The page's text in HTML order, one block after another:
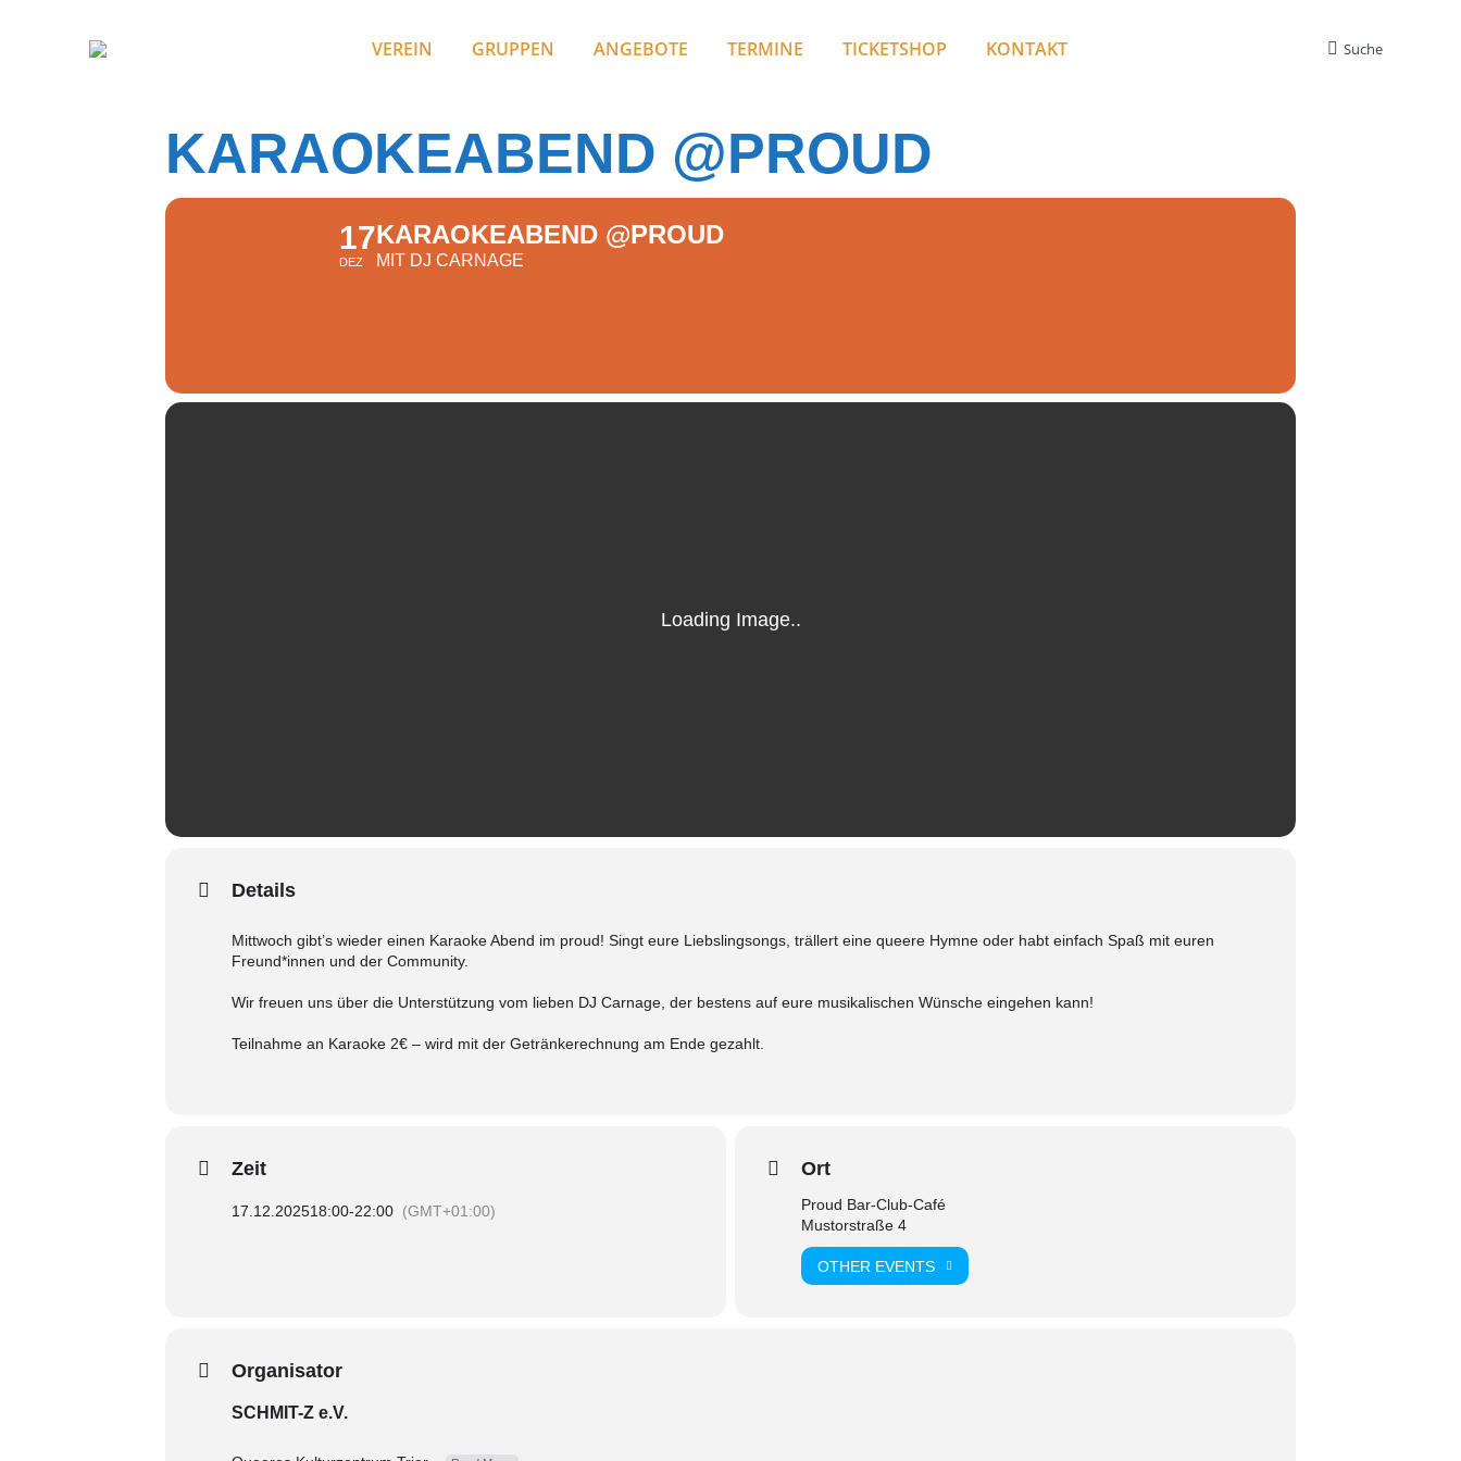
VEREIN GRUPPEN ANGEBOTE TERMINE TICKETSHOP KONTAKT Search:
Suche
KARAOKEABEND @PROUD
17
DEZ
KARAOKEABEND @PROUD
MIT DJ CARNAGE
Details
Mittwoch gibt’s wieder einen Karaoke Abend im proud! Singt eure Liebslingsongs, trällert eine queere Hymne oder habt einfach Spaß mit euren
Freund*innen und der Community.
Wir freuen uns über die Unterstützung vom lieben DJ Carnage, der bestens auf eure musikalischen Wünsche eingehen kann!
Teilnahme an Karaoke 2€ – wird mit der Getränkerechnung am Ende gezahlt.
Zeit
17.12.202518:00-22:00 (GMT+01:00)
Ort
Proud Bar-Club-Café
Mustorstraße 4
OTHER EVENTS
Organisator
SCHMIT-Z e.V.